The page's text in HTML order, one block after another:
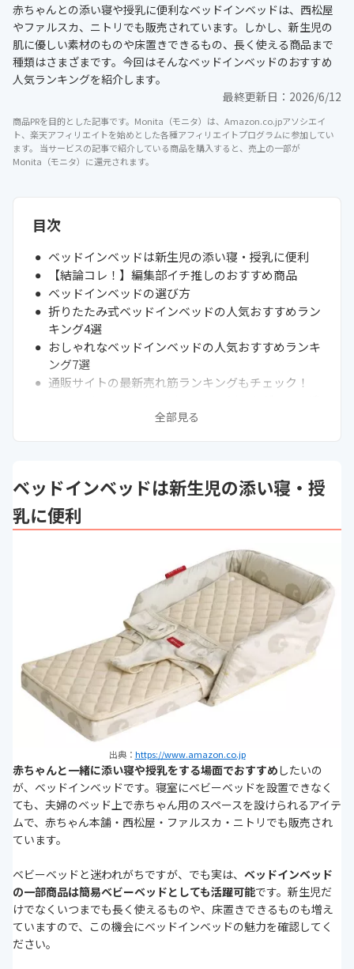
赤ちゃんとの添い寝や授乳に便利なベッドインベッドは、西松屋
やファルスカ、ニトリでも販売されています。しかし、新生児の
肌に優しい素材のものや床置きできるもの、長く使える商品まで
種類はさまざまです。今回はそんなベッドインベッドのおすすめ
人気ランキングを紹介します。
最終更新日： 2026/6/12
商品PRを目的とした記事です。Monita（モニタ）は、Amazon.co.jpアソシエイ
ト、楽天アフィリエイトを始めとした各種アフィリエイトプログラムに参加してい
ます。 当サービスの記事で紹介している商品を購入すると、売上の一部が
Monita（モニタ）に還元されます。
目次
ベッドインベッドは新生児の添い寝・授乳に便利
【結論コレ！】編集部イチ推しのおすすめ商品
ベッドインベッドの選び方
折りたたみ式ベッドインベッドの人気おすすめラン
キング4選
おしゃれなベッドインベッドの人気おすすめランキ
ング7選
通販サイトの最新売れ筋ランキングもチェック！
すめ
赤ちゃん用品のレンタルはアリ？ナシ？
まとめ
全部見る
ベッドインベッドは新生児の添い寝・授
乳に便利
出典： https://www.amazon.co.jp
赤ちゃんと一緒に添い寝や授乳をする場面でおすすめ したいの
が、ベッドインベッドです。寝室にベビーベッドを設置できなく
ても、夫婦のベッド上で赤ちゃん用のスペースを設けられるアイテ
ムで、赤ちゃん本舗・西松屋・ファルスカ・ニトリでも販売され
ています。
ベビーベッドと迷われがちですが、でも実は、 ベッドインベッド
の一部商品は簡易ベビーベッドとしても活躍可能です。新生児だ
けでなくいつまでも長く使えるものや、床置きできるものも増え
ていますので、この機会にベッドインベッドの魅力を確認してく
ださい。